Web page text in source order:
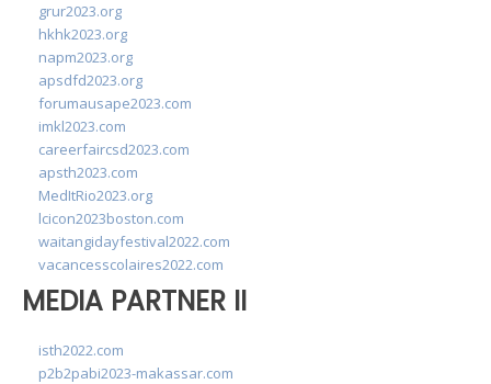
grur2023.org
hkhk2023.org
napm2023.org
apsdfd2023.org
forumausape2023.com
imkl2023.com
careerfaircsd2023.com
apsth2023.com
MedItRio2023.org
lcicon2023boston.com
waitangidayfestival2022.com
vacancesscolaires2022.com
MEDIA PARTNER II
isth2022.com
p2b2pabi2023-makassar.com